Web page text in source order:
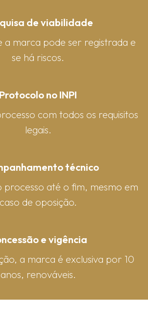
de viabilidade
a marca pode ser registrada e
se há riscos.
Protocolo no INPI
com todos os requisitos
legais.
técnico
processo até o fim, mesmo em
caso de oposição.
e vigência
a marca é exclusiva por 10
anos, renováveis.